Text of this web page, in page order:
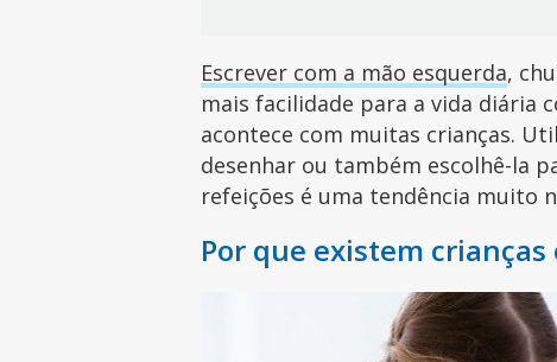
Escrever com a mão esquerda,
mais facilidade para a vida diária
acontece com muitas crianças.
desenhar ou também escolhê-la
refeições é uma tendência muito
Por que existem